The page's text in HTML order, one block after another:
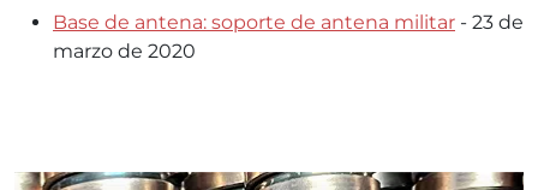
Base de antena: soporte de antena militar - 23 de
marzo de 2020